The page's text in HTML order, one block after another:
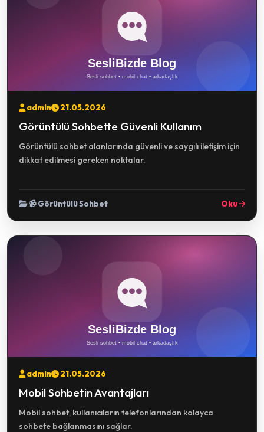
admin 21.05.2026
Görüntülü Sohbette Güvenli Kullanım
Görüntülü sohbet alanlarında güvenli ve saygılı iletişim için
dikkat edilmesi gereken noktalar.
📹 Görüntülü Sohbet Oku
admin 21.05.2026
Mobil Sohbetin Avantajları
Mobil sohbet, kullanıcıların telefonlarından kolayca
sohbete bağlanmasını sağlar.